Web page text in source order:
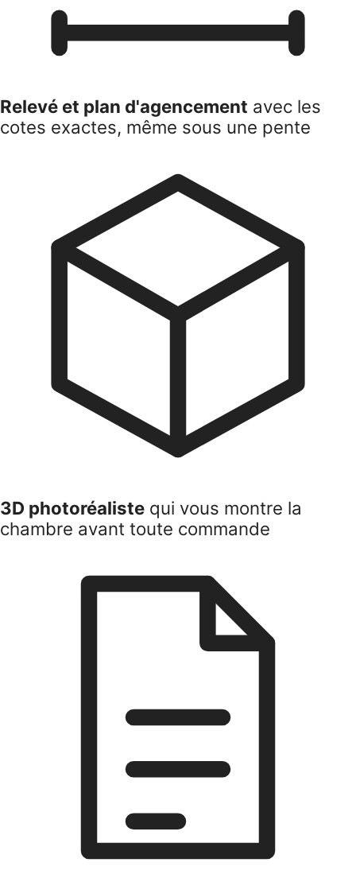
Relevé et plan d'agencement avec les
cotes exactes, même sous une pente
3D photoréaliste qui vous montre la
chambre avant toute commande